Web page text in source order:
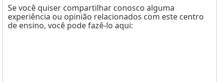
Se você quiser compartilhar conosco alguma
experiência ou opinião relacionados com este centro
de ensino, você pode fazê-lo aqui: